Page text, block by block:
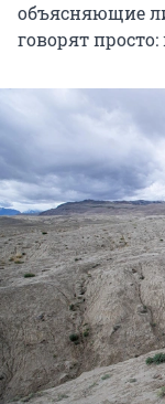
объясняющие
говорят просто: